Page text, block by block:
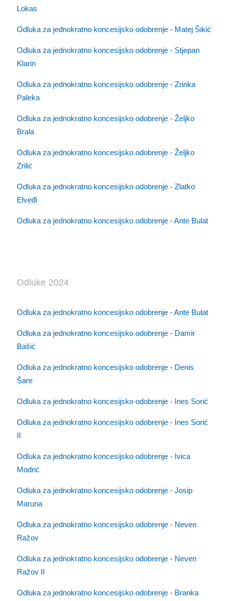
Lokas
Odluka za jednokratno koncesijsko odobrenje - Matej Šikić
Odluka za jednokratno koncesijsko odobrenje - Stjepan
Klarin
Odluka za jednokratno koncesijsko odobrenje - Zrinka
Paleka
Odluka za jednokratno koncesijsko odobrenje - Željko
Brala
Odluka za jednokratno koncesijsko odobrenje - Željko
Zrilić
Odluka za jednokratno koncesijsko odobrenje - Zlatko
Elveđi
Odluka za jednokratno koncesijsko odobrenje - Ante Bulat
Odluke 2024
Odluka za jednokratno koncesijsko odobrenje - Ante Bulat
Odluka za jednokratno koncesijsko odobrenje - Damir
Bašić
Odluka za jednokratno koncesijsko odobrenje - Denis
Šare
Odluka za jednokratno koncesijsko odobrenje - Ines Sorić
Odluka za jednokratno koncesijsko odobrenje - Ines Sorić
II
Odluka za jednokratno koncesijsko odobrenje - Ivica
Modrić
Odluka za jednokratno koncesijsko odobrenje - Josip
Maruna
Odluka za jednokratno koncesijsko odobrenje - Neven
Ražov
Odluka za jednokratno koncesijsko odobrenje - Neven
Ražov II
Odluka za jednokratno koncesijsko odobrenje - Branka